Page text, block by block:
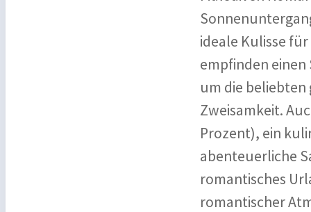
ideale Kulisse
empfinden
um die
Zweisamkeit.
Prozent), ein
abenteuerliche
romantisches
romantischer